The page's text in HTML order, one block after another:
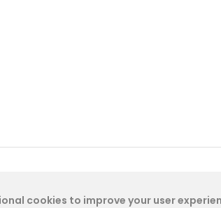
cookies to improve your user